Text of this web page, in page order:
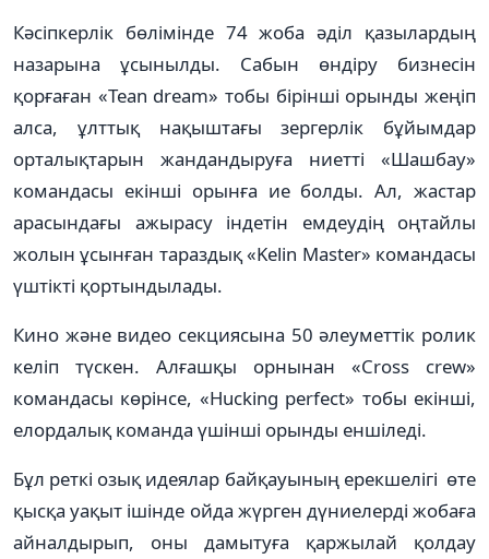
Кәсіпкерлік бөлімінде 74 жоба әділ қазылардың
назарына ұсынылды. Сабын өндіру бизнесін
қорғаған «Tean dream» тобы бірінші орынды жеңіп
алса, ұлттық нақыштағы зергерлік бұйымдар
орталықтарын жандандыруға ниетті «Шашбау»
командасы екінші орынға ие болды. Ал, жастар
арасындағы ажырасу індетін емдеудің оңтайлы
жолын ұсынған тараздық «Kelin Master» командасы
үштікті қортындылады.
Кино және видео секциясына 50 әлеуметтік ролик
келіп түскен. Алғашқы орнынан «Cross crew»
командасы көрінсе, «Hucking perfect» тобы екінші,
елордалық команда үшінші орынды еншіледі.
Бұл реткі озық идеялар байқауының ерекшелігі өте
қысқа уақыт ішінде ойда жүрген дүниелерді жобаға
айналдырып, оны дамытуға қаржылай қолдау